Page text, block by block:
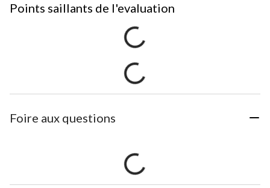
Points saillants de l'evaluation
Foire aux questions